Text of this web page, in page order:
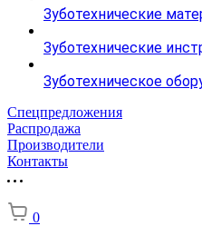
Зуботехнические
Зуботехнические
Зуботехническое
Спецпредложения
Распродажа
Производители
Контакты
0